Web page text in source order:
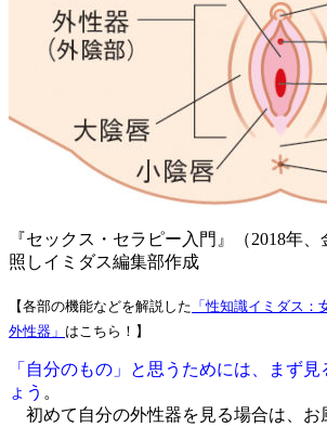
『セックス・セラピー入門』（2018年
照しイミダス編集部作成
【各部の機能などを解説した 「性知識イミダス
外性器」 はこちら！】
「自分のもの」と思うためには、まず
ょう 。
初めて自分の外性器を見る場合は、お